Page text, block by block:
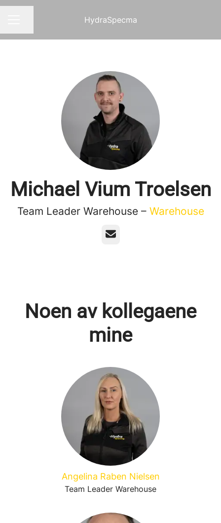
HydraSpecma
Michael Vium Troelsen
Team Leader Warehouse – Warehouse
E-post
Noen av kollegaene
mine
Angelina Raben Nielsen
Team Leader Warehouse